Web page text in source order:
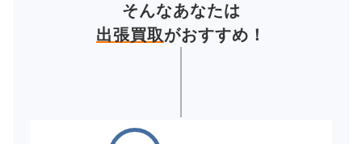
そんなあなたは
出張買取がおすすめ！